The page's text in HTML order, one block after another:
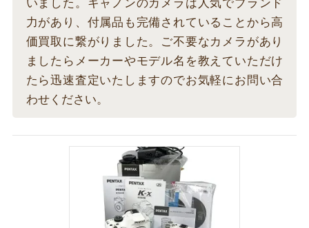
いました。キャノンのカメラは人気でブランド
力があり、付属品も完備されていることから高
価買取に繋がりました。ご不要なカメラがあり
ましたらメーカーやモデル名を教えていただけ
たら迅速査定いたしますのでお気軽にお問い合
わせください。